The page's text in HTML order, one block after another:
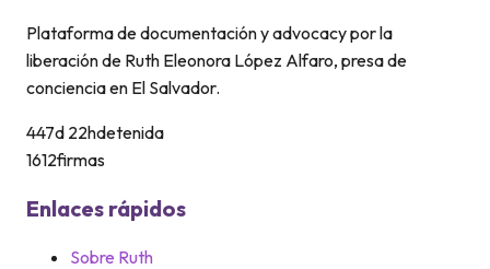
Plataforma de documentación y advocacy por la
liberación de Ruth Eleonora López Alfaro, presa de
conciencia en El Salvador.
447d 22hdetenida
1612firmas
Enlaces rápidos
Sobre Ruth